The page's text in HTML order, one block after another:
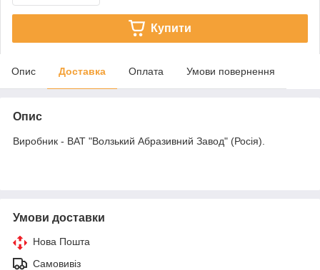
Купити
Опис Доставка Оплата Умови повернення
Опис
Виробник - ВАТ "Волзький Абразивний Завод" (Росія).
Умови доставки
Нова Пошта
Самовивіз